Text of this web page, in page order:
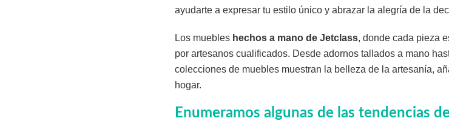
ayudarte a expresar tu estilo único y abrazar la alegría de la
Los muebles hechos a mano de Jetclass, donde cada pieza
por artesanos cualificados. Desde adornos tallados a mano
colecciones de muebles muestran la belleza de la artesanía,
hogar.
Enumeramos algunas de las tendencias